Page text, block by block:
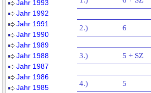
Jahr 1993
Jahr 1992
Jahr 1991
Jahr 1990
Jahr 1989
Jahr 1988
Jahr 1987
Jahr 1986
Jahr 1985
2.) 6
3.) 5 + SZ
4.) 5